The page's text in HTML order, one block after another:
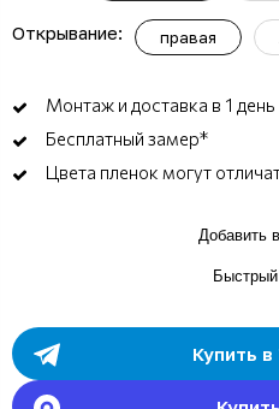
Открывание: правая
Монтаж и доставка в 1 день
Бесплатный замер*
Цвета пленок могут
Добавить
Купить